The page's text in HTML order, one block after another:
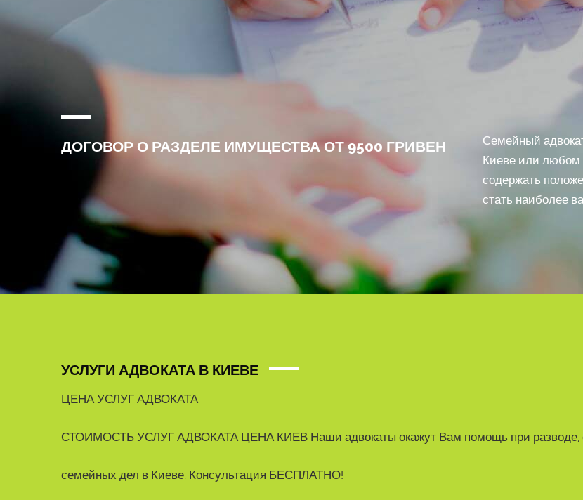
ДОГОВОР О РАЗДЕЛЕ ИМУЩЕСТВА ОТ 9500 ГРИВЕН
Семейный
Киеве или любом
содержать
стать наиболее
УСЛУГИ АДВОКАТА В КИЕВЕ
ЦЕНА УСЛУГ АДВОКАТА
СТОИМОСТЬ УСЛУГ АДВОКАТА ЦЕНА КИЕВ Наши адвокаты окажут Вам помощь при
семейных дел в Киеве. Консультация БЕСПЛАТНО!